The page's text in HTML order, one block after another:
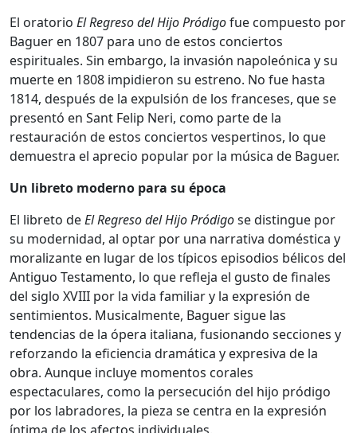
El oratorio El Regreso del Hijo Pródigofue compuesto por
Baguer en 1807 para uno de estos conciertos
espirituales. Sin embargo, la invasión napoleónica y su
muerte en 1808 impidieron su estreno. No fue hasta
1814, después de la expulsión de los franceses, que se
presentó en Sant Felip Neri, como parte de la
restauración de estos conciertos vespertinos, lo que
demuestra el aprecio popular por la música de Baguer.
Un libreto moderno para su época
El libreto deEl Regreso del Hijo Pródigose distingue por
su modernidad, al optar por una narrativa doméstica y
moralizante en lugar de los típicos episodios bélicos del
Antiguo Testamento, lo que refleja el gusto de finales
del siglo XVIII por la vida familiar y la expresión de
sentimientos. Musicalmente, Baguer sigue las
tendencias de la ópera italiana, fusionando secciones y
reforzando la eficiencia dramática y expresiva de la
obra. Aunque incluye momentos corales
espectaculares, como la persecución del hijo pródigo
por los labradores, la pieza se centra en la expresión